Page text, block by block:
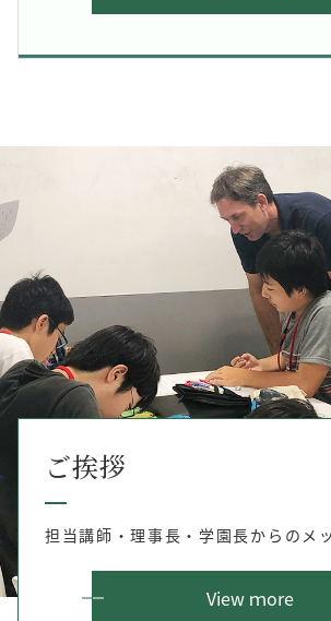
ご挨拶
担当講師・理事長・学園長からのメ
View ｍore